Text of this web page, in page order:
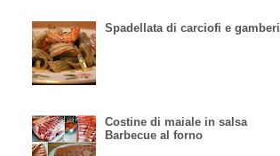
Spadellata di carciofi e gamberi
Costine di maiale in salsa
Barbecue al forno